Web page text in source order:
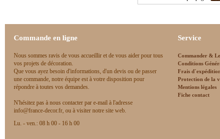
Commande en ligne
Nous sommes ravis de vous accueillir et de vous aider pour tous
vos projets de décoration.
Que vous ayez besoin d'informations, d'un devis ou de passer
une commande, notre équipe est à votre disposition pour
répondre à toutes vos demandes.
N'hésitez pas à nous contacter par e-mail à l'adresse
info@france-decor.fr, ou à visiter notre site web.
Lu. - ven.: 08 h 00 - 16 h 00
Service
Commander &
Conditions
Frais
Protection de la
Mentions légales
Fiche contact